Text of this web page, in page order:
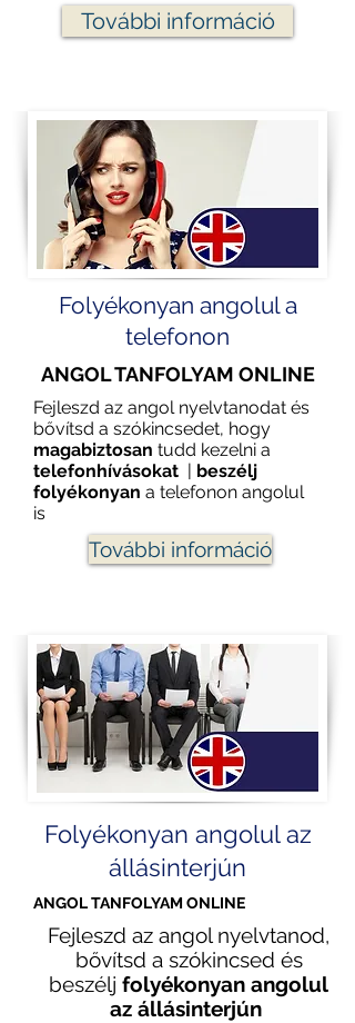
További információ
Folyékonyan angolul a
telefonon
ANGOL TANFOLYAM ONLINE
Fejleszd az angol nyelvtanodat és
bővítsd a szókincsedet, hogy
magabiztosan tudd kezelni a
telefonhívásokat | beszélj
folyékonyan a telefonon angolul
is
További információ
Folyékonyan angolul az
állásinterjún
ANGOL TANFOLYAM ONLINE
Fejleszd az angol nyelvtanod,
bővítsd a szókincsed és
beszélj folyékonyan angolul
az állásinterjún